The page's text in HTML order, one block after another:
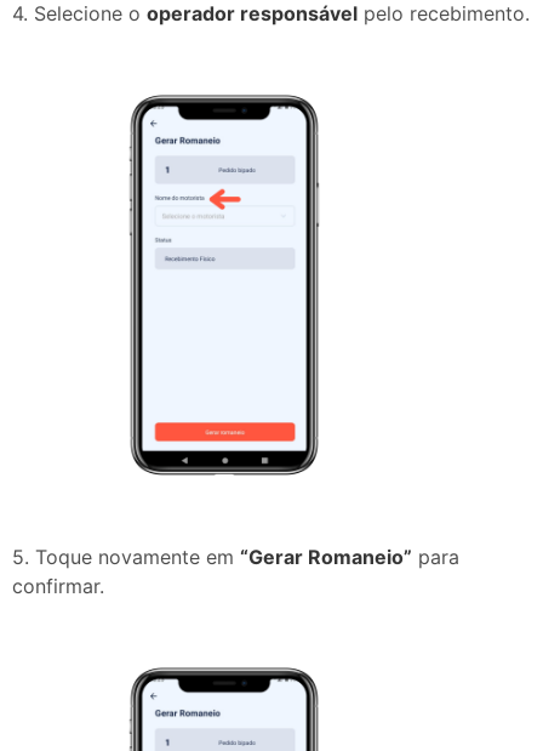
4. Selecione o operador responsável pelo recebimento.
5. Toque novamente em “Gerar Romaneio” para
confirmar.